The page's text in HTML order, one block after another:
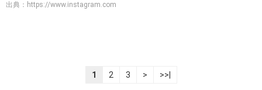
出典： https://www.instagram.com
1 2 3 > >>|